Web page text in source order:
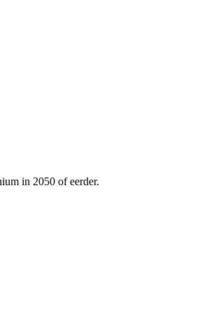
in 2050 of eerder.